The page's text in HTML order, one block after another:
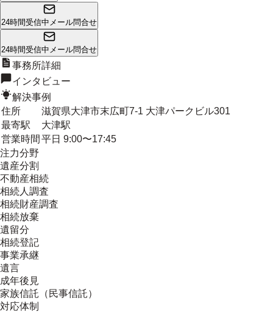
24時間受信中 メール問合せ
24時間受信中 メール問合せ
事務所詳細
インタビュー
解決事例
住所
滋賀県大津市末広町7-1 大津パークビル301
最寄駅
大津駅
営業時間 平日 9:00〜17:45
注力分野
遺産分割
不動産相続
相続人調査
相続財産調査
相続放棄
遺留分
相続登記
事業承継
遺言
成年後見
家族信託（民事信託）
対応体制